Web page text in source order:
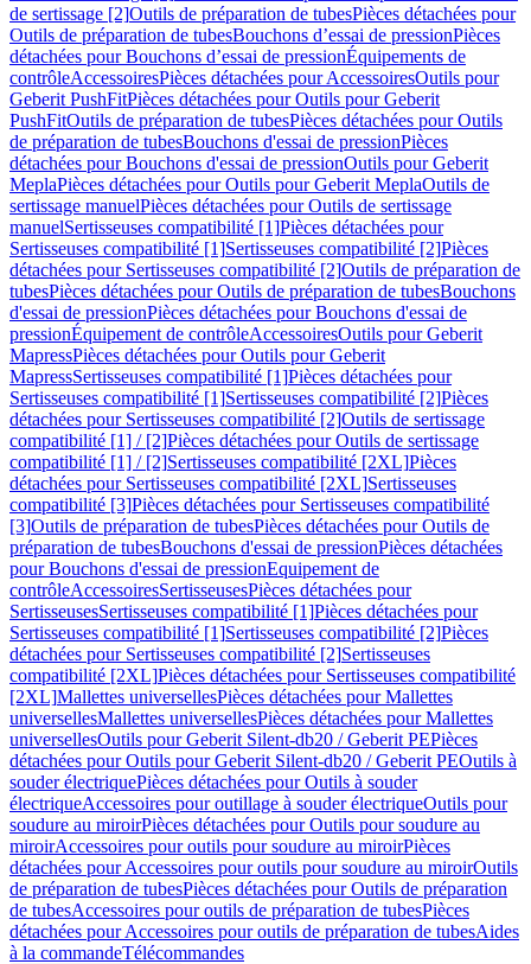
de sertissage [2]Outils de préparation de tubesPièces détachées pour
Outils de préparation de tubesBouchons d’essai de pressionPièces
détachées pour Bouchons d’essai de pressionÉquipements de
contrôleAccessoiresPièces détachées pour AccessoiresOutils pour
Geberit PushFitPièces détachées pour Outils pour Geberit
PushFitOutils de préparation de tubesPièces détachées pour Outils
de préparation de tubesBouchons d'essai de pressionPièces
détachées pour Bouchons d'essai de pressionOutils pour Geberit
MeplaPièces détachées pour Outils pour Geberit MeplaOutils de
sertissage manuelPièces détachées pour Outils de sertissage
manuelSertisseuses compatibilité [1]Pièces détachées pour
Sertisseuses compatibilité [1]Sertisseuses compatibilité [2]Pièces
détachées pour Sertisseuses compatibilité [2]Outils de préparation de
tubesPièces détachées pour Outils de préparation de tubesBouchons
d'essai de pressionPièces détachées pour Bouchons d'essai de
pressionÉquipement de contrôleAccessoiresOutils pour Geberit
MapressPièces détachées pour Outils pour Geberit
MapressSertisseuses compatibilité [1]Pièces détachées pour
Sertisseuses compatibilité [1]Sertisseuses compatibilité [2]Pièces
détachées pour Sertisseuses compatibilité [2]Outils de sertissage
compatibilité [1] / [2]Pièces détachées pour Outils de sertissage
compatibilité [1] / [2]Sertisseuses compatibilité [2XL]Pièces
détachées pour Sertisseuses compatibilité [2XL]Sertisseuses
compatibilité [3]Pièces détachées pour Sertisseuses compatibilité
[3]Outils de préparation de tubesPièces détachées pour Outils de
préparation de tubesBouchons d'essai de pressionPièces détachées
pour Bouchons d'essai de pressionEquipement de
contrôleAccessoiresSertisseusesPièces détachées pour
SertisseusesSertisseuses compatibilité [1]Pièces détachées pour
Sertisseuses compatibilité [1]Sertisseuses compatibilité [2]Pièces
détachées pour Sertisseuses compatibilité [2]Sertisseuses
compatibilité [2XL]Pièces détachées pour Sertisseuses compatibilité
[2XL]Mallettes universellesPièces détachées pour Mallettes
universellesMallettes universellesPièces détachées pour Mallettes
universellesOutils pour Geberit Silent-db20 / Geberit PEPièces
détachées pour Outils pour Geberit Silent-db20 / Geberit PEOutils à
souder électriquePièces détachées pour Outils à souder
électriqueAccessoires pour outillage à souder électriqueOutils pour
soudure au miroirPièces détachées pour Outils pour soudure au
miroirAccessoires pour outils pour soudure au miroirPièces
détachées pour Accessoires pour outils pour soudure au miroirOutils
de préparation de tubesPièces détachées pour Outils de préparation
de tubesAccessoires pour outils de préparation de tubesPièces
détachées pour Accessoires pour outils de préparation de tubesAides
à la commandeTélécommandes